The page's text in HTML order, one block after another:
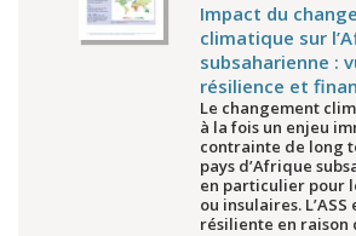
Impact du
climatique sur
subsaharienne :
résilience et
Le changement
à la fois un enjeu
contrainte de long
pays d’Afrique
en particulier pour
ou insulaires.
résiliente en raison